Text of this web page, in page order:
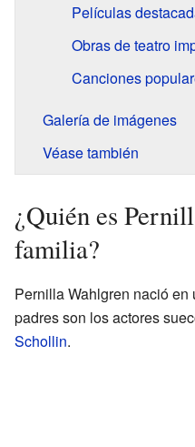
Películas
Obras de teatro
Canciones
Galería de imágenes
Véase también
¿Quién es
familia?
Pernilla Wahlgren nació
padres son los actores
Schollin.